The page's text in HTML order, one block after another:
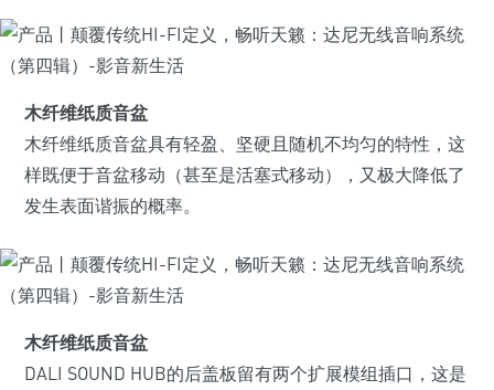
木纤维纸质音盆
木纤维纸质音盆具有轻盈、坚硬且随机不均匀的特性，这
样既便于音盆移动（甚至是活塞式移动），又极大降低了
发生表面谐振的概率。
木纤维纸质音盆
DALI SOUND HUB的后盖板留有两个扩展模组插口，这是